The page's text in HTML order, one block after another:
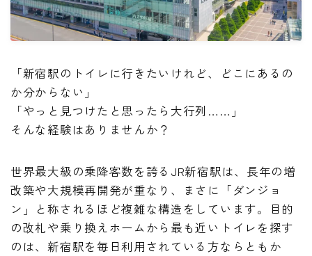
「新宿駅のトイレに行きたいけれど、どこにあるの
か分からない」
「やっと見つけたと思ったら大行列……」
そんな経験はありませんか？
世界最大級の乗降客数を誇るJR新宿駅は、長年の増
改築や大規模再開発が重なり、まさに「ダンジョ
ン」と称されるほど複雑な構造をしています。目的
の改札や乗り換えホームから最も近いトイレを探す
のは、新宿駅を毎日利用されている方ならともか